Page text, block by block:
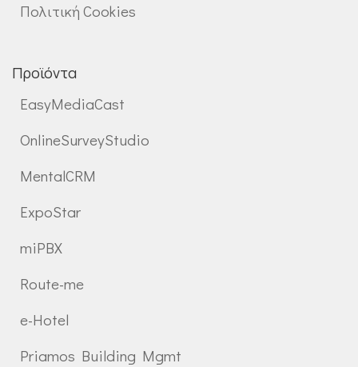
Πολιτική Cookies
Προϊόντα
EasyMediaCast
OnlineSurveyStudio
MentalCRM
ExpoStar
miPBX
Route-me
e-Hotel
Priamos Building Mgmt